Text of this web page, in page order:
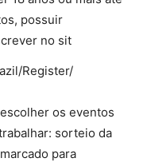
possuir
no sit
Register/
os eventos
sorteio da
para